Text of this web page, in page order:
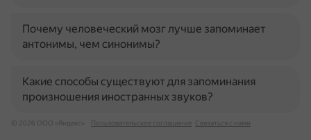
Почему человеческий мозг лучше запоминает
антонимы, чем синонимы?
Какие способы существуют для запоминания
произношения иностранных звуков?
© 2026 ООО «Яндекс» Пользовательское соглашение Связаться с нами